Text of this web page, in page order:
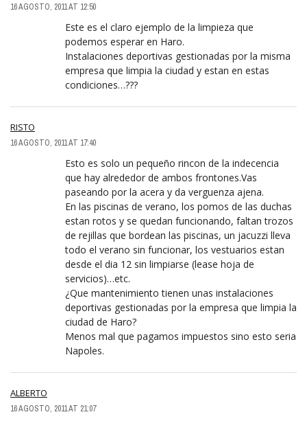
16 AGOSTO, 2011 AT 12:50
Este es el claro ejemplo de la limpieza que
podemos esperar en Haro.
Instalaciones deportivas gestionadas por la misma
empresa que limpia la ciudad y estan en estas
condiciones…???
RISTO
16 AGOSTO, 2011 AT 17:40
Esto es solo un pequeño rincon de la indecencia
que hay alrededor de ambos frontones.Vas
paseando por la acera y da verguenza ajena.
En las piscinas de verano, los pomos de las duchas
estan rotos y se quedan funcionando, faltan trozos
de rejillas que bordean las piscinas, un jacuzzi lleva
todo el verano sin funcionar, los vestuarios estan
desde el dia 12 sin limpiarse (lease hoja de
servicios)…etc.
¿Que mantenimiento tienen unas instalaciones
deportivas gestionadas por la empresa que limpia la
ciudad de Haro?
Menos mal que pagamos impuestos sino esto seria
Napoles.
ALBERTO
16 AGOSTO, 2011 AT 21:07